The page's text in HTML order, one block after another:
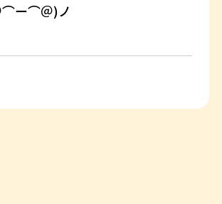
ー⌒＠)ノ